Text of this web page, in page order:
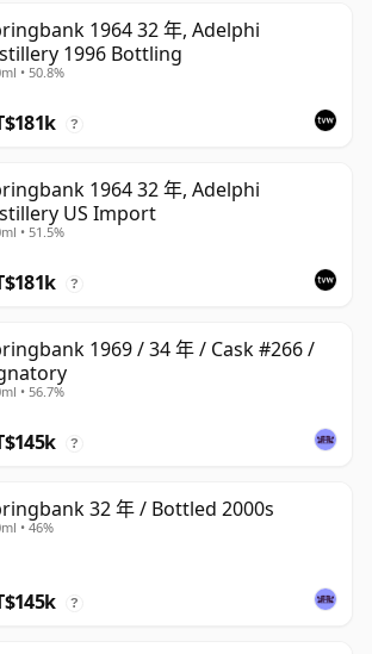
1964 32 年, Adelphi
1996 Bottling
• 50.8%
?
1964 32 年, Adelphi
US Import
• 51.5%
?
1969 / 34 年 / Cask #266 /
• 56.7%
?
32 年 / Bottled 2000s
• 46%
?